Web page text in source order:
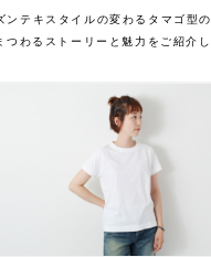
ンテキスタイルの変わるタマゴ型
わるストーリーと魅力をご紹介し